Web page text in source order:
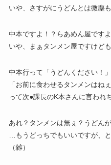
いや、さすがにうどんとは微塵
中本ですよ！？らあめん屋です
いや、まぁタンメン屋ですけども
中本行って「うどんください！
「お前に食わせるタンメンはねぇ
って次●課長のK本さんに言われ
あれ？タンメンは無ぇ？うどん
…もうどっちでもいいですが、
（雑）